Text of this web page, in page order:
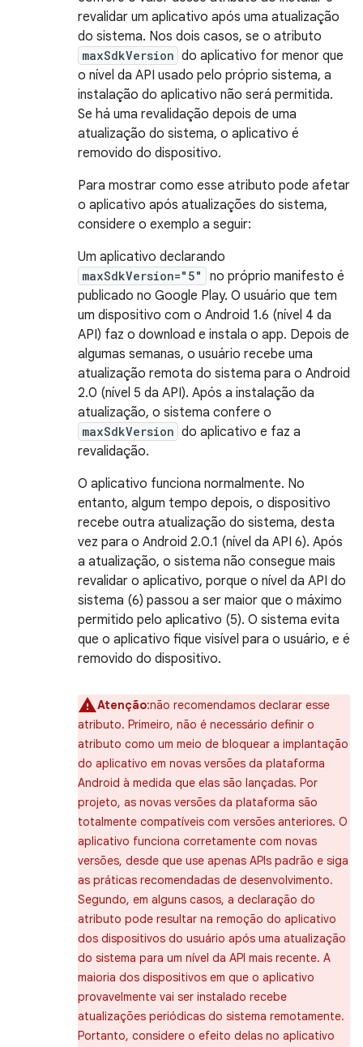
revalidar um aplicativo após uma atualização
do sistema. Nos dois casos, se o atributo
maxSdkVersion do aplicativo for menor que
o nível da API usado pelo próprio sistema, a
instalação do aplicativo não será permitida.
Se há uma revalidação depois de uma
atualização do sistema, o aplicativo é
removido do dispositivo.
Para mostrar como esse atributo pode afetar
o aplicativo após atualizações do sistema,
considere o exemplo a seguir:
Um aplicativo declarando
maxSdkVersion="5"
no próprio manifesto é
publicado no Google Play. O usuário que tem
um dispositivo com o Android 1.6 (nível 4 da
API) faz o download e instala o app. Depois de
algumas semanas, o usuário recebe uma
atualização remota do sistema para o Android
2.0 (nível 5 da API). Após a instalação da
atualização, o sistema confere o
maxSdkVersion do aplicativo e faz a
revalidação.
O aplicativo funciona normalmente. No
entanto, algum tempo depois, o dispositivo
recebe outra atualização do sistema, desta
vez para o Android 2.0.1 (nível da API 6). Após
a atualização, o sistema não consegue mais
revalidar o aplicativo, porque o nível da API do
sistema (6) passou a ser maior que o máximo
permitido pelo aplicativo (5). O sistema evita
que o aplicativo fique visível para o usuário, e é
removido do dispositivo.
Atenção:não recomendamos declarar esse
atributo. Primeiro, não é necessário definir o
atributo como um meio de bloquear a implantação
do aplicativo em novas versões da plataforma
Android à medida que elas são lançadas. Por
projeto, as novas versões da plataforma são
totalmente compatíveis com versões anteriores. O
aplicativo funciona corretamente com novas
versões, desde que use apenas APIs padrão e siga
as práticas recomendadas de desenvolvimento.
Segundo, em alguns casos, a declaração do
atributo pode resultar na remoção do aplicativo
dos dispositivos do usuário após uma atualização
do sistema para um nível da API mais recente. A
maioria dos dispositivos em que o aplicativo
provavelmente vai ser instalado recebe
atualizações periódicas do sistema remotamente.
Portanto, considere o efeito delas no aplicativo